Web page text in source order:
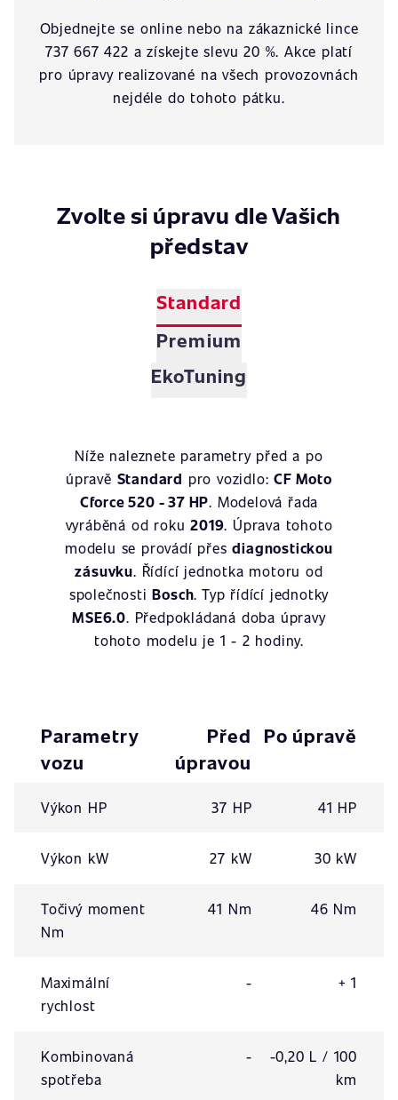
Objednejte se online nebo na zákaznické lince
737 667 422 a získejte slevu 20 %. Akce platí
pro úpravy realizované na všech provozovnách
nejdéle do tohoto pátku.
Zvolte si úpravu dle Vašich
představ
Standard
Premium
EkoTuning
Níže naleznete parametry před a po
úpravě Standard pro vozidlo:CF Moto
Cforce 520 - 37 HP. Modelová řada
vyráběná od roku2019. Úprava tohoto
modelu se provádí přesdiagnostickou
zásuvku. Řídící jednotka motoru od
společnostiBosch. Typ řídící jednotky
MSE6.0. Předpokládaná doba úpravy
tohoto modelu je 1 - 2 hodiny.
Parametry
vozu
Před
úpravou
Po úpravě
Výkon HP 37 HP 41 HP
Výkon kW 27 kW 30 kW
Točivý moment
Nm
41 Nm 46 Nm
Maximální
rychlost
- + 1
Kombinovaná
spotřeba
-
-0,20 L / 100
km